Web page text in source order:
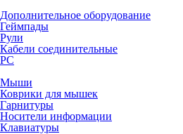
Дополнительное оборудование
Геймпады
Рули
Кабели соединительные
PC
Мыши
Коврики для мышек
Гарнитуры
Носители информации
Клавиатуры